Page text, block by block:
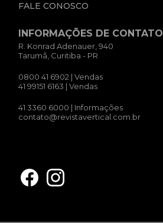
FALE CONOSCO
INFORMAÇÕES DE CONTATO
R. Konrad Adenauer, 940
Tarumã, Curitiba - PR
0800 41 6902 | Vendas
41 99151 6163 | Vendas
41 3360 6000 | Informações
contato@revistavertical.com.br